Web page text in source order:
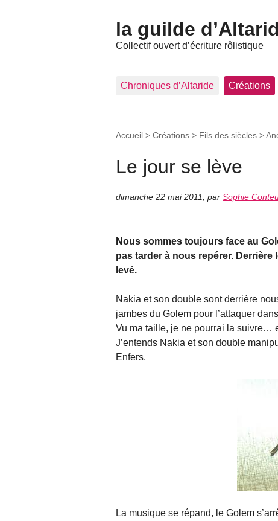
la guilde
Collectif ouvert d’écriture rôlistique
Chroniques d’Altaride Créations
Accueil > Créations > Fils des siècles >
Le jour se lève
dimanche 22 mai 2011 par Sophie
Nous sommes toujours face au
pas tarder à nous repérer. Derrière
levé.
Nakia et son double sont derrière
jambes du Golem pour l’attaquer
Vu ma taille, je ne pourrai la suivre…
J’entends Nakia et son double
Enfers.
La musique se répand, le Golem